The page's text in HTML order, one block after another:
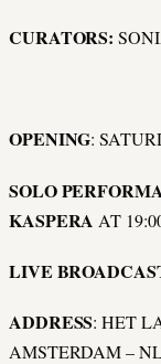
CURATORS:
OPENING:
SOLO
KASPERA AT
LIVE
ADDRESS: HET
AMSTERDAM –